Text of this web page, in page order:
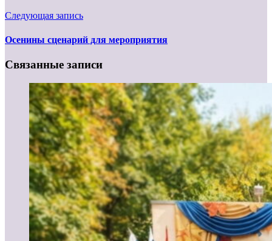
Следующая запись
Осенины сценарий для мероприятия
Связанные записи